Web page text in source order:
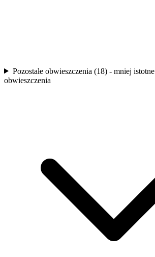
Pozostałe obwieszczenia (18) - mniej istotne
obwieszczenia